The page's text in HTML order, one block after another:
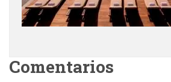
Comentarios